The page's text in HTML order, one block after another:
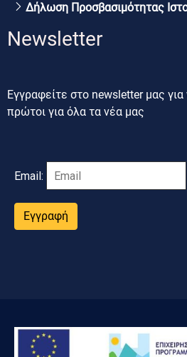
Δήλωση Προσβασιμότητας
Newsletter
Εγγραφείτε στο newsletter μας
πρώτοι για όλα τα νέα μας
Email:
Εγγραφή